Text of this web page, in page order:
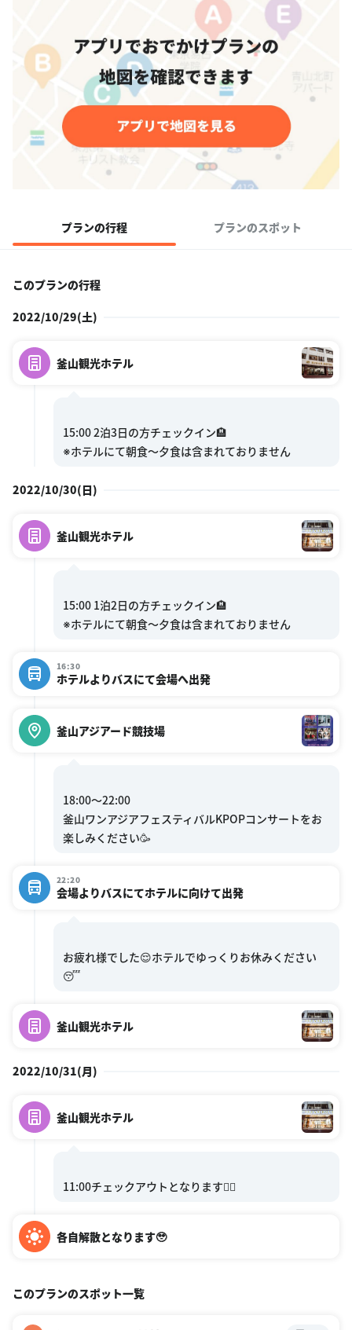
プランの行程 プランのスポット
このプランの行程
2022/10/29(土)
釜山観光ホテル
15:00 2泊3日の方チェックイン🏨
2022/10/30(日)
釜山観光ホテル
15:00 1泊2日の方チェックイン🏨
16:30
ホテルよりバスにて会場へ出発
釜山アジアード競技場
18:00〜22:00
釜山ワンアジアフェスティバルKPOPコンサートをお
22:20
会場よりバスにてホテルに向けて出発
お疲れ様でした😌ホテルでゆっくりお休みください
釜山観光ホテル
2022/10/31(月)
釜山観光ホテル
各自解散となります🥹
このプランのスポット一覧